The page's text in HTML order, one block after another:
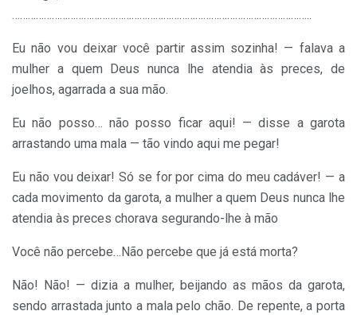
…………………………………………………………………………………………………..
Eu não vou deixar você partir assim sozinha! — falava a
mulher a quem Deus nunca lhe atendia às preces, de
joelhos, agarrada a sua mão.
Eu não posso… não posso ficar aqui! — disse a garota
arrastando uma mala — tão vindo aqui me pegar!
Eu não vou deixar! Só se for por cima do meu cadáver! — a
cada movimento da garota, a mulher a quem Deus nunca lhe
atendia às preces chorava segurando-lhe à mão
Você não percebe…Não percebe que já está morta?
Não! Não! — dizia a mulher, beijando as mãos da garota,
sendo arrastada junto a mala pelo chão. De repente, a porta